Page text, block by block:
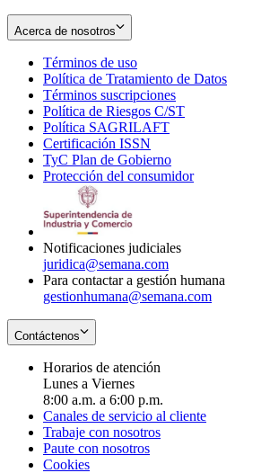
Acerca de nosotros
Términos de uso
in
new
window
Política de Tratamiento de Datos
Términos suscripciones
in
Política de Riesgos C/ST
Política SAGRILAFT
new
window
Certificación ISSN
in
new
TyC Plan de Gobierno
in
Protección del consumidorOpens
Notificaciones judiciales
juridica@semana.com
Para contactar a gestión humana
gestionhumana@semana.com
Contáctenos
Horarios de atención
Lunes a Viernes
8:00 a.m. a 6:00 p.m.
Canales de servicio al cliente
Trabaje con nosotros
Paute con nosotros
Cookies